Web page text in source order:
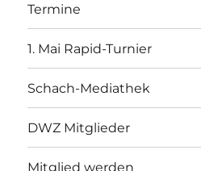
Termine
1. Mai Rapid-Turnier
Schach-Mediathek
DWZ Mitglieder
Mitglied werden